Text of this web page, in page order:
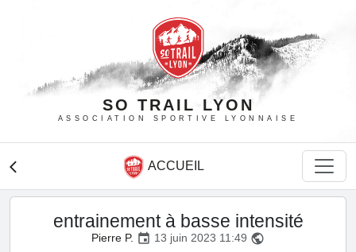
SO TRAIL LYON
ASSOCIATION SPORTIVE LYONNAISE
arrow_back_ios ACCUEIL
entrainement à basse intensité
Pierre P. event 13 juin 2023 11:49 public